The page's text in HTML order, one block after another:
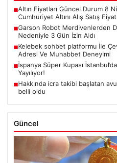
■Altın Fiyatları Güncel Durum 8
Cumhuriyet Altını Alış Satış
■Garson Robot Merdivenlerden
Nedeniyle 3 Gün İzin Aldı
■Kelebek sohbet platformu İle
Adresi Ve Muhabbet Deneyimi
■İspanya Süper Kupası
Yayılıyor!
■Hakkında icra takibi başlatan
belli oldu
Güncel